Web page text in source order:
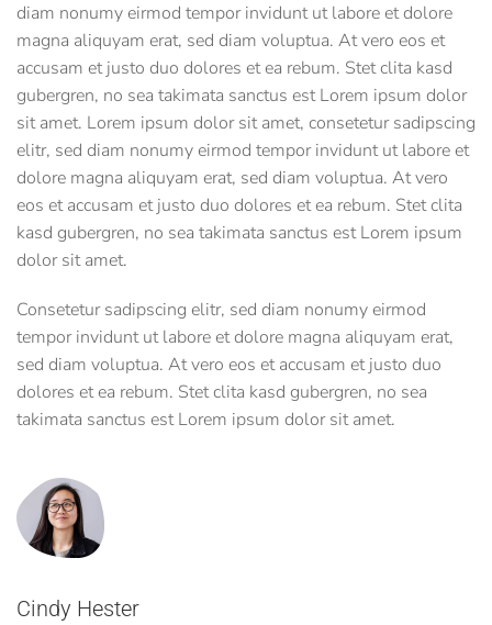
diam nonumy eirmod tempor invidunt ut labore et dolore
magna aliquyam erat, sed diam voluptua. At vero eos et
accusam et justo duo dolores et ea rebum. Stet clita kasd
gubergren, no sea takimata sanctus est Lorem ipsum dolor
sit amet. Lorem ipsum dolor sit amet, consetetur sadipscing
elitr, sed diam nonumy eirmod tempor invidunt ut labore et
dolore magna aliquyam erat, sed diam voluptua. At vero
eos et accusam et justo duo dolores et ea rebum. Stet clita
kasd gubergren, no sea takimata sanctus est Lorem ipsum
dolor sit amet.
Consetetur sadipscing elitr, sed diam nonumy eirmod
tempor invidunt ut labore et dolore magna aliquyam erat,
sed diam voluptua. At vero eos et accusam et justo duo
dolores et ea rebum. Stet clita kasd gubergren, no sea
takimata sanctus est Lorem ipsum dolor sit amet.
Cindy Hester